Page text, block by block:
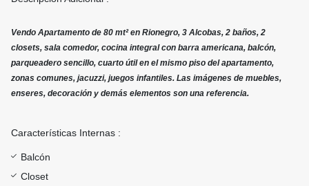
Vendo Apartamento de 80 mt² en Rionegro, 3 Alcobas, 2 baños, 2
closets, sala comedor, cocina integral con barra americana, balcón,
parqueadero sencillo, cuarto útil en el mismo piso del apartamento,
zonas comunes, jacuzzi, juegos infantiles. Las imágenes de muebles,
enseres, decoración y demás elementos son una referencia.
Características Internas :
Balcón
Closet